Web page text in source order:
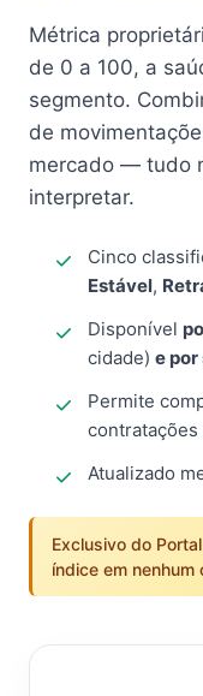
Métrica
de 0 a 100, a
segmento.
de
mercado — tudo
interpretar.
Cinco
Estável,
Disponível
cidade) e
Permite
Atualizado
Exclusivo do
índice em nenhum